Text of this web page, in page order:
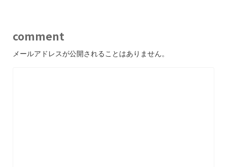
comment
メールアドレスが公開されることはありません。